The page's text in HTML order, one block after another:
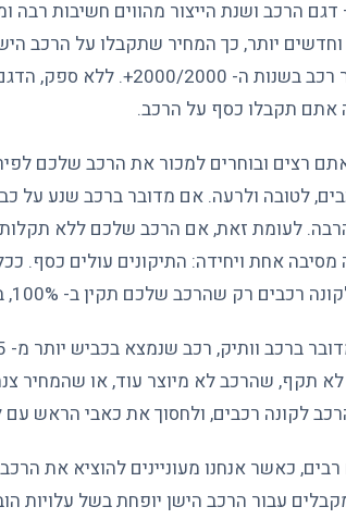
דגם הרכב ושנת הייצור מהווים חשיבות
וחדשים יותר, כך המחיר שתקבלו על הרכב
יקבל תגמול נמוך יותר מאשר
אתם תקבלו כסף על הרכב.
רצים ובוחרים למכור את הרכב שלכם
לעומת זאת, אם הרכב שלכם ללא
אחת ויחידה: התיקונים עולים כסף.
שהרכב שלכם תקין ב- 100%, במידת האפשר כמובן.
לקונה רכבים, ולחסוך את כאבי הראש עם
כאשר אנחנו מעוניינים להוציא את
עבור הרכב הישן יופחת בשל עלויות